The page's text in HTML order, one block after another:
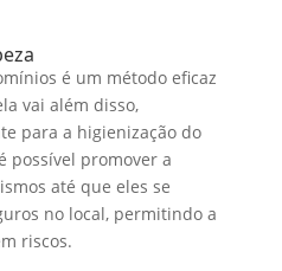
é um método eficaz
vai além disso,
para a higienização do
possível promover a
até que eles se
no local, permitindo a
riscos.